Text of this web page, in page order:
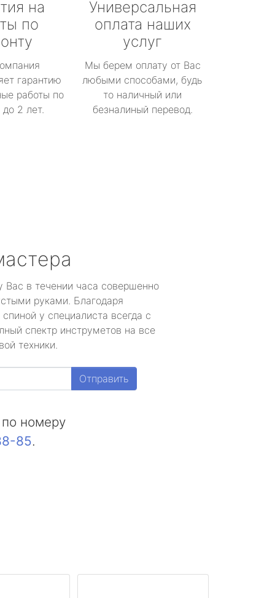
на
по
гарантию
работы по
2 лет.
Универсальная
оплата наших
услуг
Мы берем оплату от Вас
любыми способами, будь
то наличный или
безналиный перевод.
Вас в течении часа совершенно
руками. Благодаря
у специалиста всегда с
спектр инструметов на все
техники.
Отправить
номеру
85.